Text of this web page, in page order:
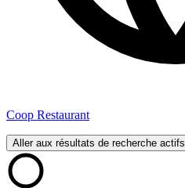
Coop Restaurant
Aller aux résultats de recherche actifs